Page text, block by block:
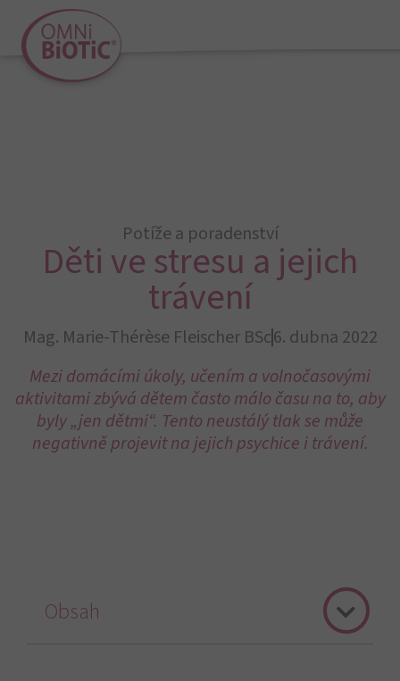
Potíže a poradenství
Děti ve stresu a jejich
trávení
Mag. Marie-Thérèse Fleischer BSc6. dubna 2022
Mezi domácími úkoly, učením a volnočasovými
aktivitami zbývá dětem často málo času na to, aby
byly „jen dětmi“. Tento neustálý tlak se může
negativně projevit na jejich psychice i trávení.
Obsah